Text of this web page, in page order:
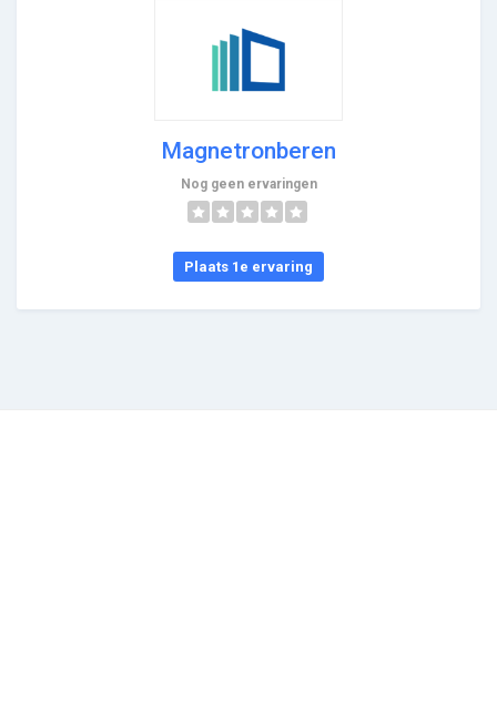
Magnetronberen
Nog geen ervaringen
Plaats 1e ervaring